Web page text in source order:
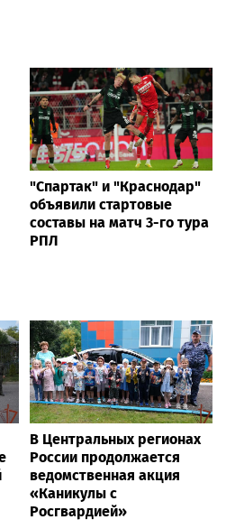
"Спартак" и "Краснодар"
объявили стартовые
составы на матч 3-го тура
РПЛ
В Центральных регионах
России продолжается
ведомственная акция
«Каникулы с
Росгвардией»